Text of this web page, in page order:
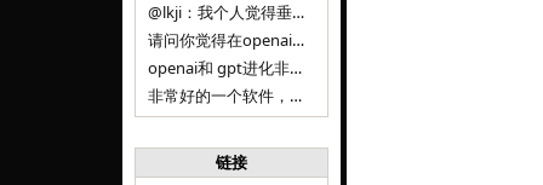
@lkji：我个人觉得垂直模型会自成一条发展线路的。AI 落地实际应用，一定还是垂直领域会更多。只是，垂直领域每个领域都不大，所以
请问你觉得在openai大语言模型一日千里的情况下，人们还需要去了解学习理解使用开源模型吗，还是说只需要使用openai的大语言模
openai和 gpt进化非常快， 还有垂直模型的机会吗
非常好的一个软件，恭喜。
链接